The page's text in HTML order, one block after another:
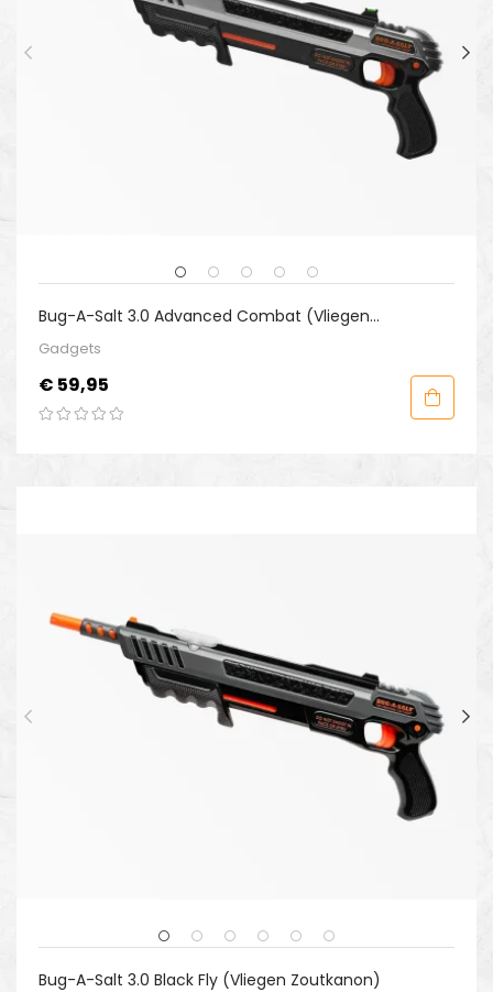
Bug-A-Salt 3.0 Advanced Combat (Vliegen
Zoutkanon)
Gadgets
Prijs
€ 59,95
Bug-A-Salt 3.0 Black Fly (Vliegen Zoutkanon)